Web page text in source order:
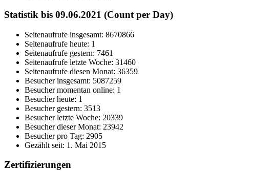
Statistik bis 09.06.2021 (Count per Day)
Seitenaufrufe insgesamt: 8670866
Seitenaufrufe heute: 1
Seitenaufrufe gestern: 7461
Seitenaufrufe letzte Woche: 31460
Seitenaufrufe diesen Monat: 36359
Besucher insgesamt: 5087259
Besucher momentan online: 1
Besucher heute: 1
Besucher gestern: 3513
Besucher letzte Woche: 20339
Besucher dieser Monat: 23942
Besucher pro Tag: 2905
Gezählt seit: 1. Mai 2015
Zertifizierungen